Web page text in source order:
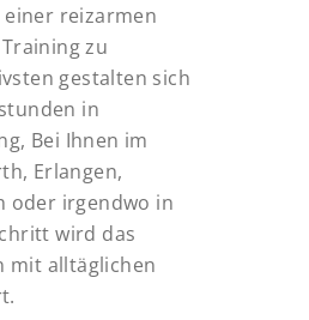
reizarmen
zu
gestalten sich
in
Bei Ihnen im
Erlangen,
oder irgendwo in
wird das
mit alltäglichen